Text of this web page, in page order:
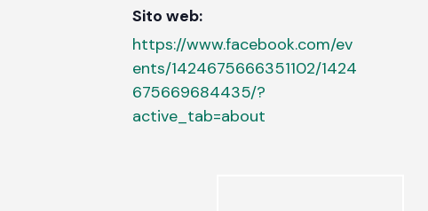
Sito web:
https://www.facebook.com/ev
ents/1424675666351102/1424
675669684435/?
active_tab=about